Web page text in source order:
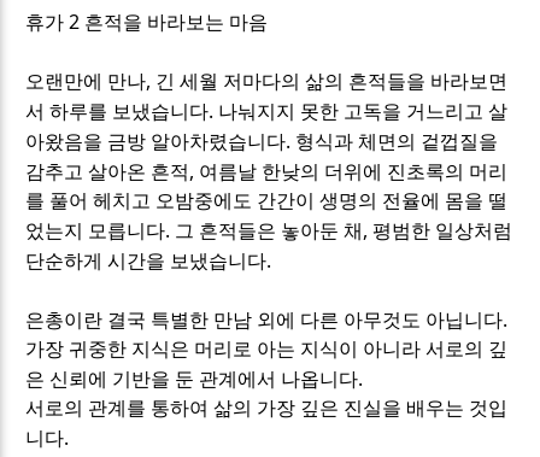
휴가 2 흔적을 바라보는 마음
오랜만에 만나, 긴 세월 저마다의 삶의 흔적들을 바라보면
서 하루를 보냈습니다. 나눠지지 못한 고독을 거느리고 살
아왔음을 금방 알아차렸습니다. 형식과 체면의 겉껍질을
감추고 살아온 흔적, 여름날 한낮의 더위에 진초록의 머리
를 풀어 헤치고 오밤중에도 간간이 생명의 전율에 몸을 떨
었는지 모릅니다. 그 흔적들은 놓아둔 채 ,평범한 일상처럼
단순하게 시간을 보냈습니다.
은총이란 결국 특별한 만남 외에 다른 아무것도 아닙니다.
가장 귀중한 지식은 머리로 아는 지식이 아니라 서로의 깊
은 신뢰에 기반을 둔 관계에서 나옵니다.
서로의 관계를 통하여 삶의 가장 깊은 진실을 배우는 것입
니다.